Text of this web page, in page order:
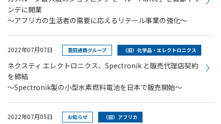
ンデに開業
～アフリカの生活者の需要に応えるリテール事業の強化～
2022年07月07日 豊田通商グループ （旧）化学品・エレクトロニクス
ネクスティ エレクトロニクス、Spectronik と販売代理店契約
を締結
～Spectronik製の小型水素燃料電池を日本で販売開始～
2022年07月05日 お知らせ （旧）アフリカ